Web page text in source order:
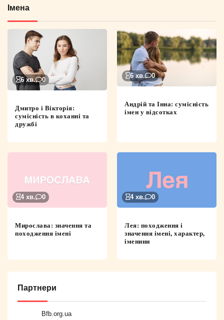
Імена
6 хв. 0
Дмитро і Вікторія:
сумісність в коханні та
дружбі
6 хв. 0
Андрій та Інна: сумісність
імен у відсотках
4 хв. 0
Мирослава: значення та
походження імені
4 хв. 0
Лея: походження і
значення імені, характер,
іменини
Партнери
Bfb.org.ua